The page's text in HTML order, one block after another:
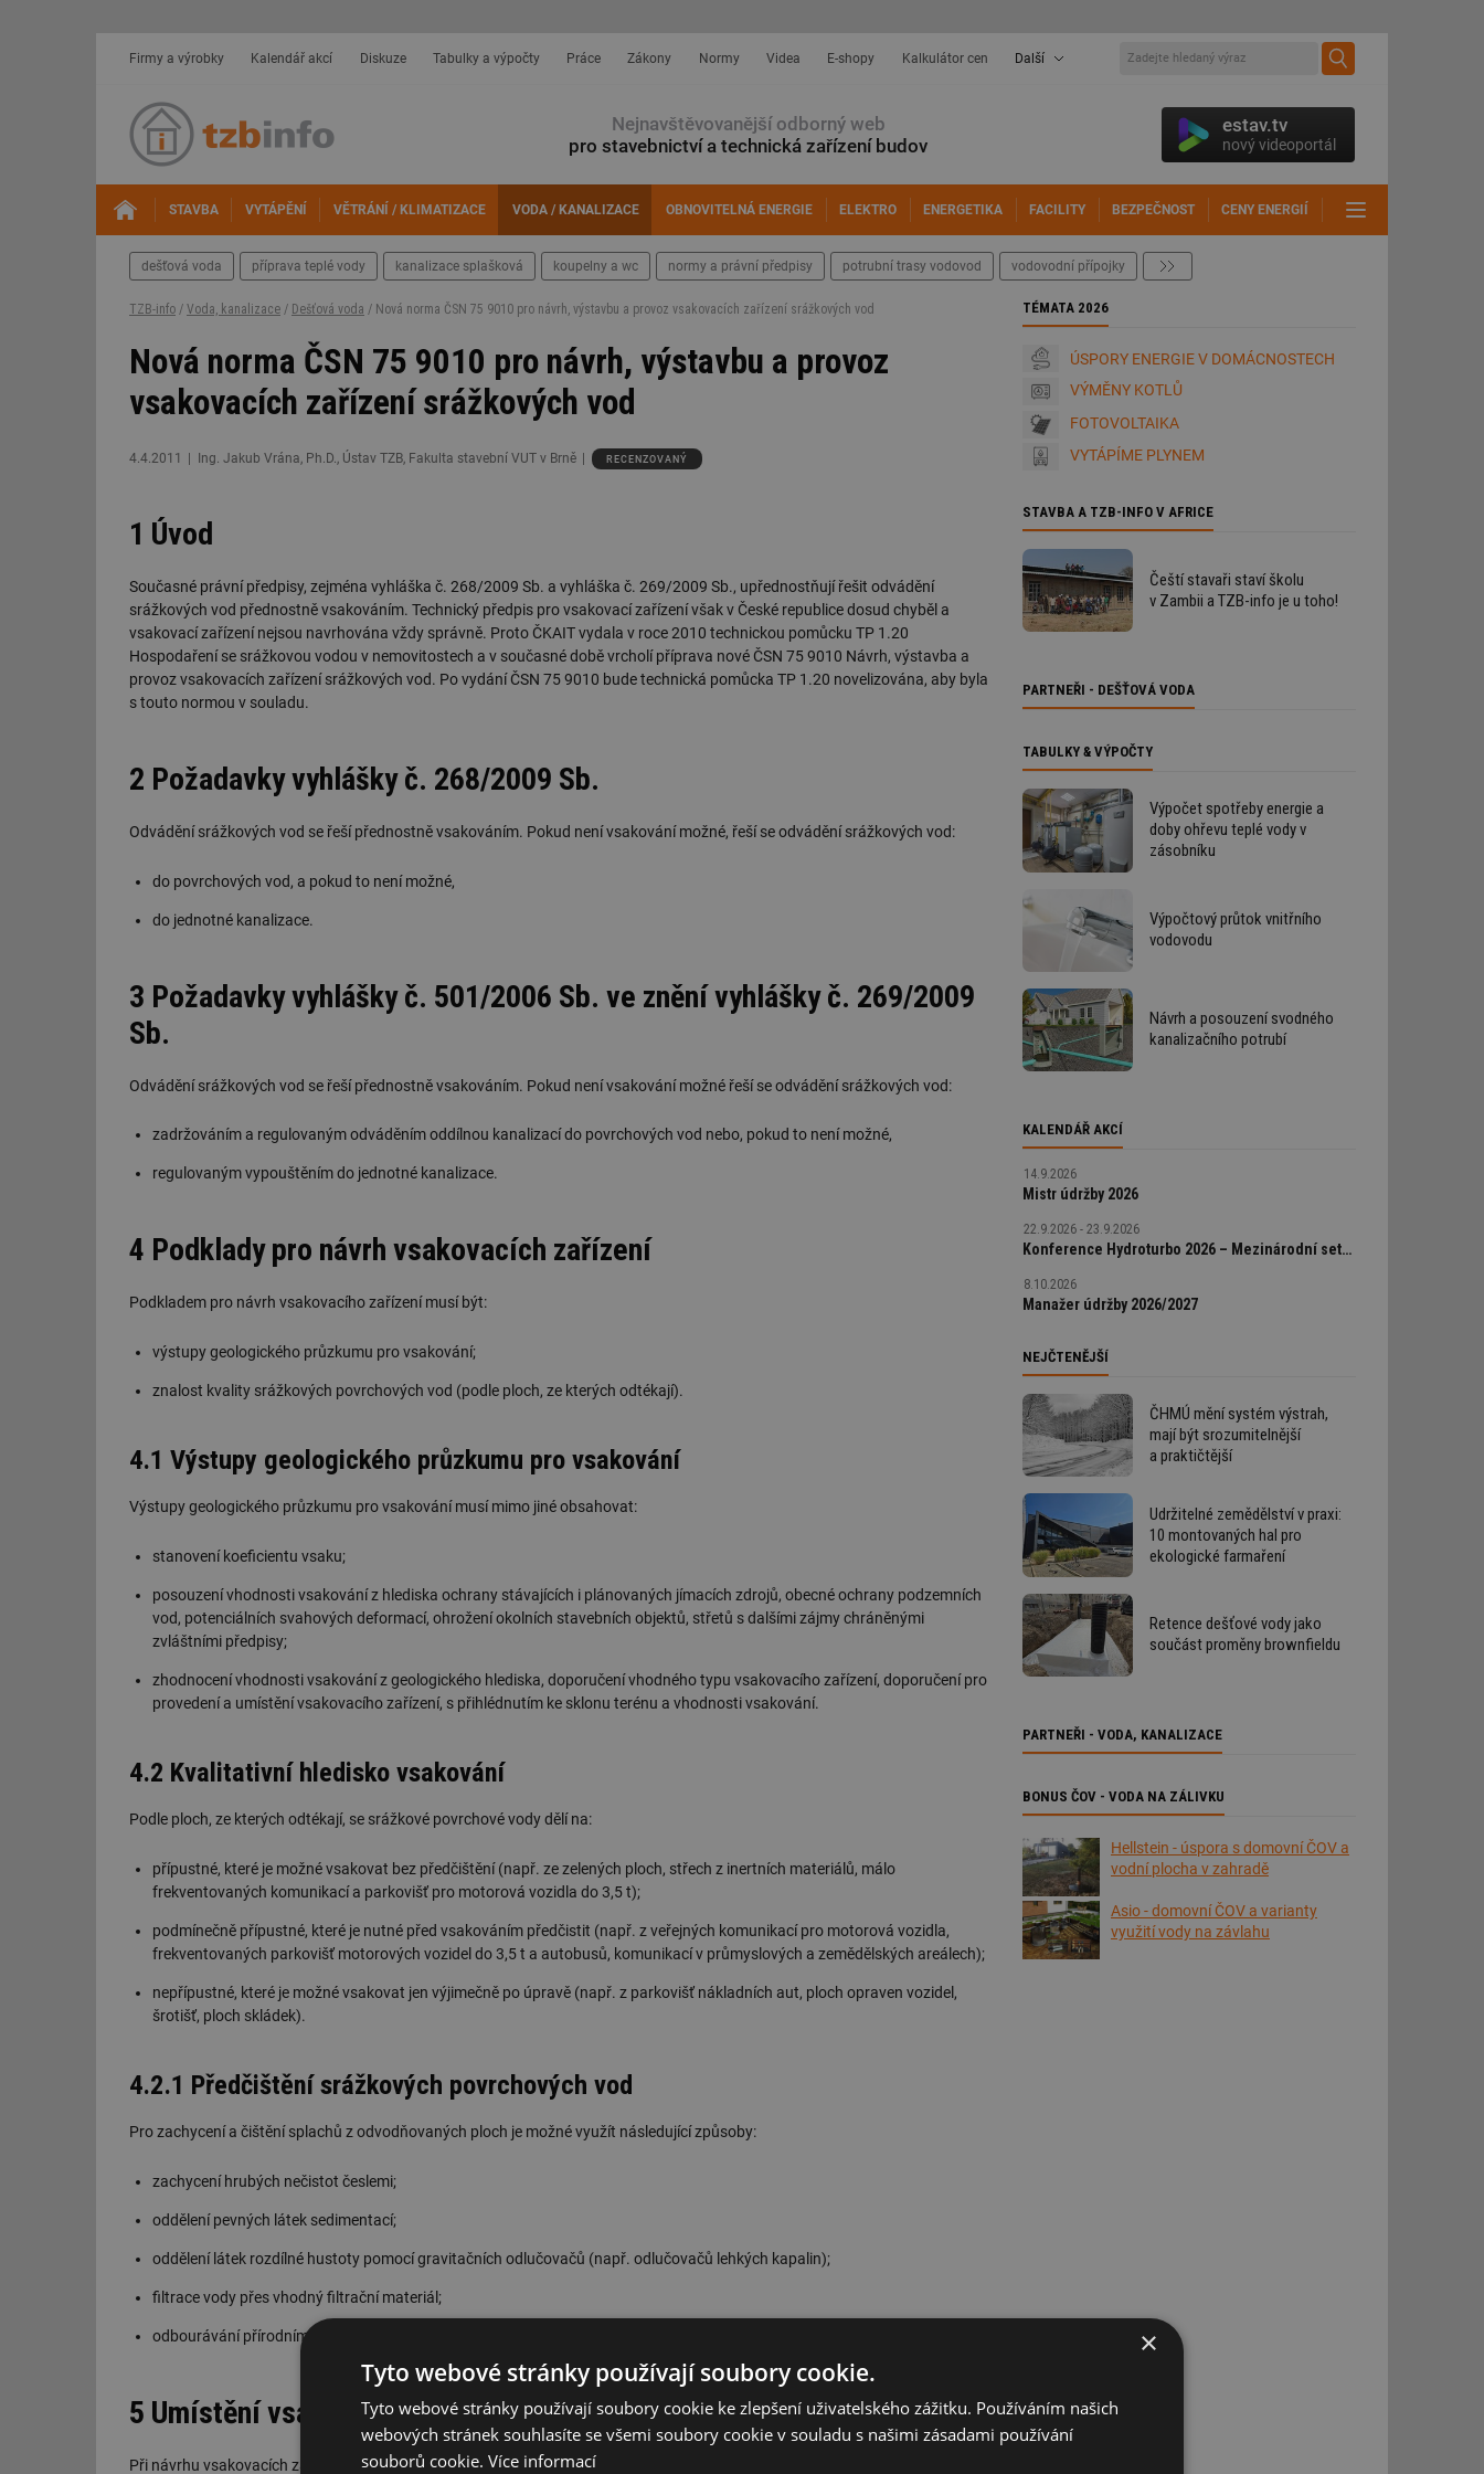
Firmy a výrobky Kalendář akcí Diskuze Tabulky a výpočty Práce Zákony Normy Videa E-shopy Kalkulátor cen Další
Nejnavštěvovanější odborný web
pro stavebnictví a technická zařízení budov
estav.tv
nový videoportál
STAVBA VYTÁPĚNÍ VĚTRÁNÍ / KLIMATIZACE VODA / KANALIZACE OBNOVITELNÁ ENERGIE ELEKTRO ENERGETIKA FACILITY BEZPEČNOST CENY ENERGIÍ
dešťová voda příprava teplé vody kanalizace splašková koupelny a wc normy a právní předpisy potrubní trasy vodovod vodovodní přípojky
TZB-info / Voda, kanalizace / Dešťová voda / Nová norma ČSN 75 9010 pro návrh, výstavbu a provoz vsakovacích zařízení srážkových vod
Nová norma ČSN 75 9010 pro návrh, výstavbu a provoz
vsakovacích zařízení srážkových vod
4.4.2011 Ing. Jakub Vrána, Ph.D., Ústav TZB, Fakulta stavební VUT v Brně RECENZOVANÝ
1 Úvod
Současné právní předpisy, zejména vyhláška č. 268/2009 Sb. a vyhláška č. 269/2009 Sb., upřednostňují řešit odvádění
srážkových vod přednostně vsakováním. Technický předpis pro vsakovací zařízení však v České republice dosud chyběl a
vsakovací zařízení nejsou navrhována vždy správně. Proto ČKAIT vydala v roce 2010 technickou pomůcku TP 1.20
Hospodaření se srážkovou vodou v nemovitostech a v současné době vrcholí příprava nové ČSN 75 9010 Návrh, výstavba a
provoz vsakovacích zařízení srážkových vod. Po vydání ČSN 75 9010 bude technická pomůcka TP 1.20 novelizována, aby byla
s touto normou v souladu.
2 Požadavky vyhlášky č. 268/2009 Sb.
Odvádění srážkových vod se řeší přednostně vsakováním. Pokud není vsakování možné, řeší se odvádění srážkových vod:
do povrchových vod, a pokud to není možné,
do jednotné kanalizace.
3 Požadavky vyhlášky č. 501/2006 Sb. ve znění vyhlášky č. 269/2009
Sb.
Odvádění srážkových vod se řeší přednostně vsakováním. Pokud není vsakování možné řeší se odvádění srážkových vod:
zadržováním a regulovaným odváděním oddílnou kanalizací do povrchových vod nebo, pokud to není možné,
regulovaným vypouštěním do jednotné kanalizace.
4 Podklady pro návrh vsakovacích zařízení
Podkladem pro návrh vsakovacího zařízení musí být:
výstupy geologického průzkumu pro vsakování;
znalost kvality srážkových povrchových vod (podle ploch, ze kterých odtékají).
4.1 Výstupy geologického průzkumu pro vsakování
Výstupy geologického průzkumu pro vsakování musí mimo jiné obsahovat:
stanovení koeficientu vsaku;
posouzení vhodnosti vsakování z hlediska ochrany stávajících i plánovaných jímacích zdrojů, obecné ochrany podzemních
vod, potenciálních svahových deformací, ohrožení okolních stavebních objektů, střetů s dalšími zájmy chráněnými
zvláštními předpisy;
zhodnocení vhodnosti vsakování z geologického hlediska, doporučení vhodného typu vsakovacího zařízení, doporučení pro
provedení a umístění vsakovacího zařízení, s přihlédnutím ke sklonu terénu a vhodnosti vsakování.
4.2 Kvalitativní hledisko vsakování
Podle ploch, ze kterých odtékají, se srážkové povrchové vody dělí na:
přípustné, které je možné vsakovat bez předčištění (např. ze zelených ploch, střech z inertních materiálů, málo
frekventovaných komunikací a parkovišť pro motorová vozidla do 3,5 t);
podmínečně přípustné, které je nutné před vsakováním předčistit (např. z veřejných komunikací pro motorová vozidla,
frekventovaných parkovišť motorových vozidel do 3,5 t a autobusů, komunikací v průmyslových a zemědělských areálech);
nepřípustné, které je možné vsakovat jen výjimečně po úpravě (např. z parkovišť nákladních aut, ploch opraven vozidel,
šrotišť, ploch skládek).
4.2.1 Předčištění srážkových povrchových vod
Pro zachycení a čištění splachů z odvodňovaných ploch je možné využít následující způsoby:
zachycení hrubých nečistot česlemi;
oddělení pevných látek sedimentací;
oddělení látek rozdílné hustoty pomocí gravitačních odlučovačů (např. odlučovačů lehkých kapalin);
filtrace vody přes vhodný filtrační materiál;
odbourávání přírodními procesy (např. průsak přes vegetační povrchovou vrstvu půdy).
5 Umístění vsakovacích zařízení a bezpečnost vsakování
Při návrhu vsakovacích zařízení je nutné prověřit a dodržet:
TÉMATA 2026
ÚSPORY ENERGIE V DOMÁCNOSTECH
VÝMĚNY KOTLŮ
FOTOVOLTAIKA
VYTÁPÍME PLYNEM
STAVBA A TZB-INFO V AFRICE
Čeští stavaři staví školu
v Zambii a TZB-info je u toho!
PARTNEŘI - DEŠŤOVÁ VODA
TABULKY & VÝPOČTY
Výpočet spotřeby energie a
doby ohřevu teplé vody v
zásobníku
Výpočtový průtok vnitřního
vodovodu
Návrh a posouzení svodného
kanalizačního potrubí
KALENDÁŘ AKCÍ
14.9.2026
Mistr údržby 2026
22.9.2026 - 23.9.2026
Konference Hydroturbo 2026 – Mezinárodní setkání odborníků na hydroenergetiku
8.10.2026
Manažer údržby 2026/2027
NEJČTENĚJŠÍ
ČHMÚ mění systém výstrah,
mají být srozumitelnější
a praktičtější
Udržitelné zemědělství v praxi:
10 montovaných hal pro
ekologické farmaření
Retence dešťové vody jako
součást proměny brownfieldu
PARTNEŘI - VODA, KANALIZACE
BONUS ČOV - VODA NA ZÁLIVKU
Hellstein - úspora s domovní ČOV a
vodní plocha v zahradě
Asio - domovní ČOV a varianty
využití vody na závlahu
×
Tyto webové stránky používají soubory cookie.
Tyto webové stránky používají soubory cookie ke zlepšení uživatelského zážitku. Používáním našich
webových stránek souhlasíte se všemi soubory cookie v souladu s našimi zásadami používání
souborů cookie. Více informací